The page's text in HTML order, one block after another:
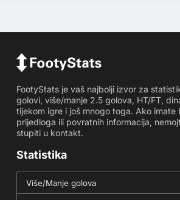
FootyStats je vaš najbolji izvor za
golovi, više/manje 2.5 golova, HT/FT,
tijekom igre i još mnogo toga. Ako imate
prijedloga ili povratnih informacija,
stupiti u kontakt.
Statistika
Više/Manje golova